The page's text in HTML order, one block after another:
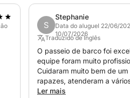
esse número, será cobrada
S
Stephanie
Data do aluguel 22/06/
10/07/2026
Traduzido de Inglês
O passeio de barco foi
equipe foram muito
Cuidaram muito bem de
rapazes, atenderam a
os meninos com muito
Ler mais